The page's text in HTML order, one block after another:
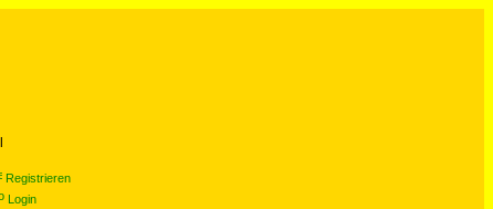
Registrieren
Login